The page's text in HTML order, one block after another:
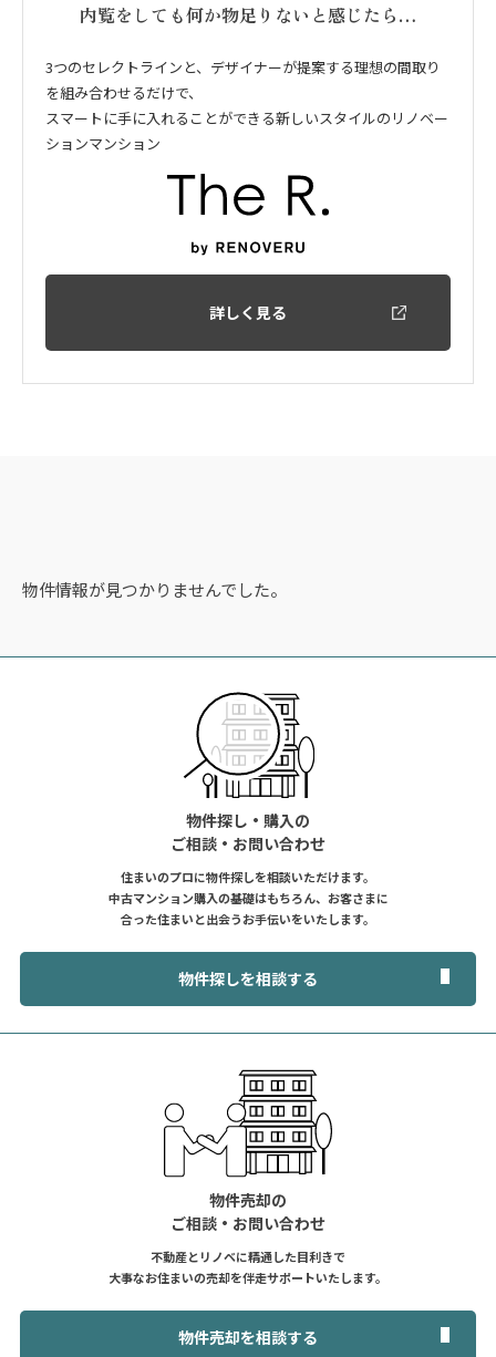
内覧をしても何か物足りないと感じたら…
3つのセレクトラインと、デザイナーが提案する理想の間取り
を組み合わせるだけで、
スマートに手に入れることができる新しいスタイルのリノベー
ションマンション
詳しく見る
物件情報が見つかりませんでした。
物件探し・購入の
ご相談・お問い合わせ
住まいのプロに物件探しを相談いただけます。
中古マンション購入の基礎はもちろん、お客さまに
合った住まいと出会うお手伝いをいたします。
物件探しを相談する
物件売却の
ご相談・お問い合わせ
不動産とリノベに精通した目利きで
大事なお住まいの売却を伴走サポートいたします。
物件売却を相談する